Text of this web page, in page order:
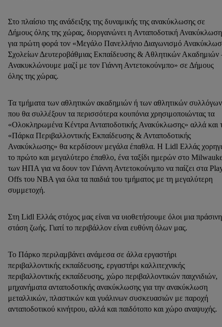
Στο πλαίσιο της ανάδειξης της δυναμικής της ανακύκλωσης σε
Δήμους όλης της χώρας, διοργανώνει η Ανταποδοτική Ανακύκλωση
για πρώτη φορά τον «Μεγάλο Πανελλήνιο Διαγωνισμό
Σχολείων Δευτεροβάθμιας Εκπαίδευσης & Αθλητικών Ακαδημιών
Ανακυκλώνουμε μαζί με τον Γιάννη Αντετοκούνμπο» σε Δήμους
όλης της χώρας.
Τα τμήματα των αθλητικών ακαδημιών ή των αθλητικών συλλόγων
που θα συλλέξουν τα περισσότερα κουπόνια χρησιμοποιώντας τα
«Ολοκληρωμένα Κέντρα Ανταποδοτικής Ανακύκλωσης» αλλά και
«Πάρκα Περιβαλλοντικής Εκπαίδευσης & Ανταποδοτικής
Ανακύκλωσης» θα κερδίσουν μεγάλα έπαθλα. Η Lidl Ελλάς
το πρώτο και μεγαλύτερο έπαθλο, ένα ταξίδι ημερών στο
των ΗΠΑ για να δουν τον Γιάννη Αντετοκούνμπο να παίζει στα
Offs του NBA για όλα τα παιδιά του τμήματος με τη μεγαλύτερη
συμμετοχή.
Στη Lidl Ελλάς στόχος μας είναι να υιοθετήσουμε όλοι μια πράσινη
στάση ζωής. Γιατί το περιβάλλον είναι ευθύνη όλων μας.
Το Πάρκο περιλαμβάνει ανάμεσα σε άλλα εργαστήρι
περιβαλλοντικής εκπαίδευσης, εργαστήρι καλλιτεχνικής
περιβαλλοντικής εκπαίδευσης, χώρο περιβαλλοντικών παιχνιδιών,
μηχανήματα ανταποδοτικής ανακύκλωσης για την ανακύκλωση
μεταλλικών, πλαστικών και γυάλινων συσκευασιών με παροχή
ανταποδοτικού κινήτρου, αλλά και παιδότοπο και χώρο αναψυχής.